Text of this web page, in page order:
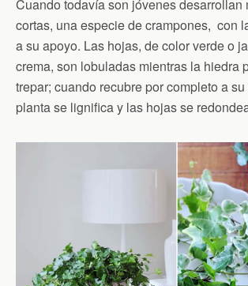
Cuando todavía son jóvenes desarrollan
cortas, una especie de crampones, con
a su apoyo. Las hojas, de color verde o
crema, son lobuladas mientras la hiedra
trepar; cuando recubre por completo a
planta se lignifica y las hojas se